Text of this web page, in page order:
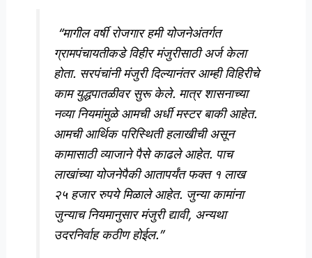
“मागील वर्षी रोजगार हमी योजनेअंतर्गत
ग्रामपंचायतीकडे विहीर मंजुरीसाठी अर्ज केला
होता. सरपंचांनी मंजुरी दिल्यानंतर आम्ही विहिरीचे
काम युद्धपातळीवर सुरू केले. मात्र शासनाच्या
नव्या नियमांमुळे आमची अर्धी मस्टर बाकी आहेत.
आमची आर्थिक परिस्थिती हलाखीची असून
कामासाठी व्याजाने पैसे काढले आहेत. पाच
लाखांच्या योजनेपैकी आतापर्यंत फक्त १ लाख
२५ हजार रुपये मिळाले आहेत. जुन्या कामांना
जुन्याच नियमानुसार मंजुरी द्यावी, अन्यथा
उदरनिर्वाह कठीण होईल.”